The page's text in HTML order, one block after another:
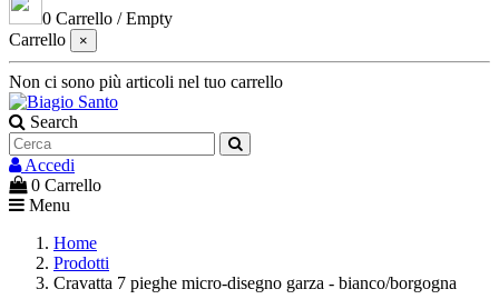
0 Carrello /Empty
Carrello
×
Non ci sono più articoli nel tuo carrello
Search
Accedi
0 Carrello
Menu
Home
Prodotti
Cravatta 7 pieghe micro-disegno garza - bianco/borgogna